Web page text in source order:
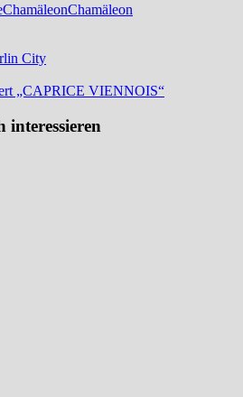
ChamäleonChamäleon
City
„CAPRICE VIENNOIS“
interessieren